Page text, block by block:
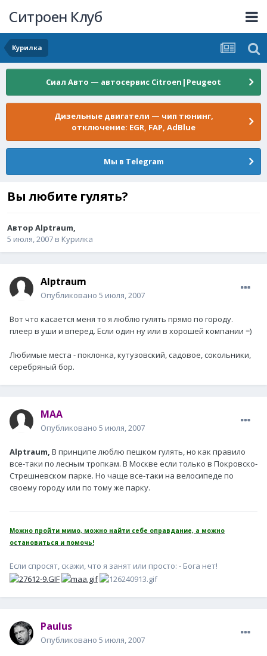
Ситроен Клуб
Курилка
Сиал Авто — автосервис Citroen|Peugeot
Дизельные двигатели — чип тюнинг,
отключение: EGR, FAP, AdBlue
Мы в Telegram
Вы любите гулять?
Автор Alptraum,
5 июля, 2007 в Курилка
Alptraum
Опубликовано 5 июля, 2007
Вот что касается меня то я люблю гулять прямо по городу.
плеер в уши и вперед. Если один ну или в хорошей компании =)
Любимые места - поклонка, кутузовский, садовое, сокольники,
серебряный бор.
MAA
Опубликовано 5 июля, 2007
Alptraum, В принципе люблю пешком гулять, но как правило
все-таки по лесным тропкам. В Москве если только в Покровско-
Стрешневском парке. Но чаще все-таки на велосипеде по
своему городу или по тому же парку.
Можно пройти мимо, можно найти себе оправдание, а можно
остановиться и помочь!
Если спросят, скажи, что я занят или просто: - Бога нет!
Paulus
Опубликовано 5 июля, 2007